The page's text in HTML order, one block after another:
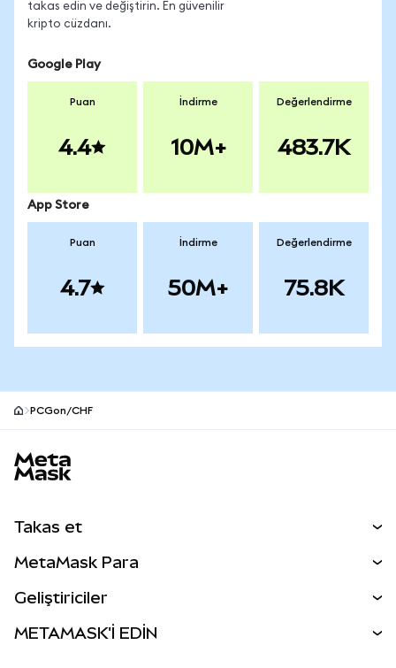
takas edin ve değiştirin. En güvenilir
kripto cüzdanı.
Google Play
Puan
4.4
İndirme
10M+
Değerlendirme
483.7K
App Store
Puan
4.7
İndirme
50M+
Değerlendirme
75.8K
PCGon/CHF
Takas et
Perps
RWA'lar
MetaMask Para
Geliştiriciler
METAMASK'İ EDİN